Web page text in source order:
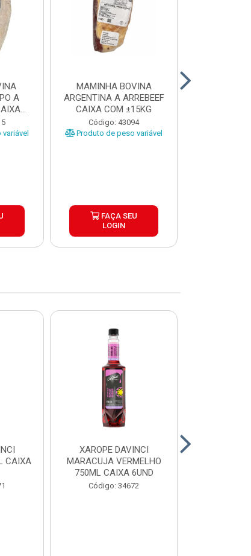
A
MAMINHA BOVINA
ARGENTINA A ARREBEEF
CAIXA COM ±15KG
Código: 43094
Produto de peso variável
FAÇA SEU
LOGIN
CAIXA
XAROPE DAVINCI
MARACUJA VERMELHO
750ML CAIXA 6UND
Código: 34672